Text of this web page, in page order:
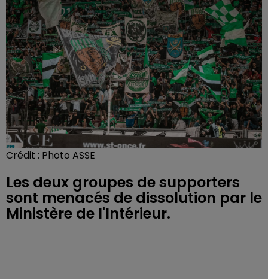
Crédit : Photo ASSE
Les deux groupes de supporters
sont menacés de dissolution par le
Ministère de l'Intérieur.